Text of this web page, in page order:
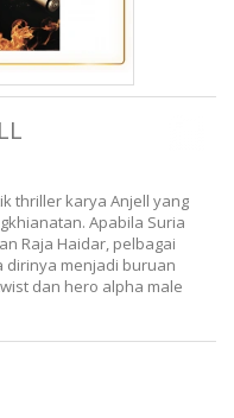
thriller karya Anjell yang
Apabila Suria
Raja Haidar, pelbagai
dirinya menjadi buruan
dan hero alpha male